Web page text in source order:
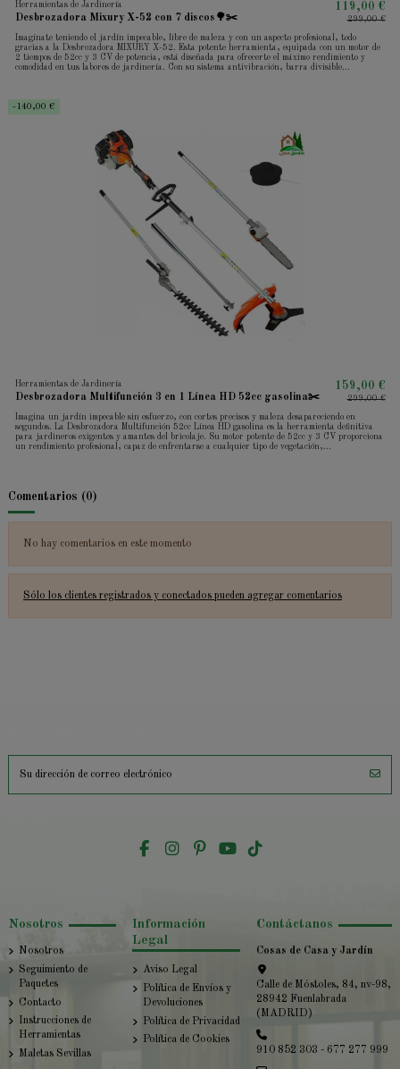
Herramientas de Jardinería
Desbrozadora Mixury X-52 con 7 discos🌳✂️
119,00 €
299,00 €
Imagínate teniendo el jardín impecable, libre de maleza y con un aspecto profesional, todo
gracias a la Desbrozadora MIXURY X-52. Esta potente herramienta, equipada con un motor de
2 tiempos de 52cc y 3 CV de potencia, está diseñada para ofrecerte el máximo rendimiento y
comodidad en tus labores de jardinería. Con su sistema antivibración, barra divisible...
-140,00 €
Herramientas de Jardinería
Desbrozadora Multifunción 3 en 1 Línea HD 52cc gasolina✂️
159,00 €
299,00 €
Imagina un jardín impecable sin esfuerzo, con cortes precisos y maleza desapareciendo en
segundos. La Desbrozadora Multifunción 52cc Línea HD gasolina es la herramienta definitiva
para jardineros exigentes y amantes del bricolaje. Su motor potente de 52cc y 3 CV proporciona
un rendimiento profesional, capaz de enfrentarse a cualquier tipo de vegetación,...
Comentarios (0)
No hay comentarios en este momento
Sólo los clientes registrados y conectados pueden agregar comentarios
Nosotros
Nosotros
Seguimiento de
Paquetes
Contacto
Instrucciones de
Herramientas
Maletas Sevillas
Información
Legal
Aviso Legal
Política de Envíos y
Devoluciones
Política de Privacidad
Política de Cookies
Contáctanos
Cosas de Casa y Jardín
Calle de Móstoles, 84, nv-98,
28942 Fuenlabrada
(MADRID)
910 852 303 - 677 277 999